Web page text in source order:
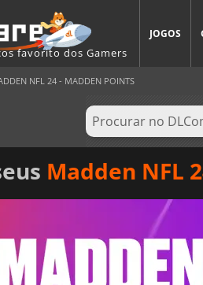
favorito dos Gamers
JOGOS
NFL 24 - MADDEN POINTS
Madden NFL